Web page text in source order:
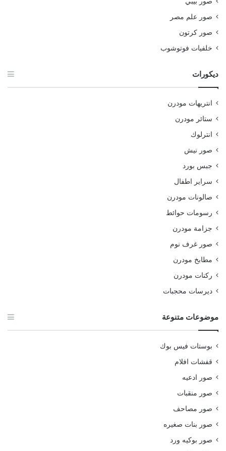
صور علم مصر
صور كرتون
خلفيات فوتوشوب
ديكورات
انتريهات مودرن
ستائر مودرن
انترلوك
صور نيش
جبس بورد
سراير اطفال
صالونات مودرن
رسومات حوائط
جزامة مودرن
صور غرف نوم
مطابخ مودرن
ركنات مودرن
ديرسات محجبات
موضوعات متنوعة
بوستات فيس بوك
قفشات افلام
صور ادعيه
صور منقبات
صور مصاحف
صور بنات صغيره
صور بوكيه ورد